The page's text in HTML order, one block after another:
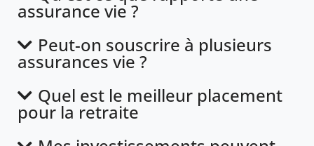
assurance vie ?
Peut-on souscrire à plusieurs
assurances vie ?
Quel est le meilleur placement
pour la retraite